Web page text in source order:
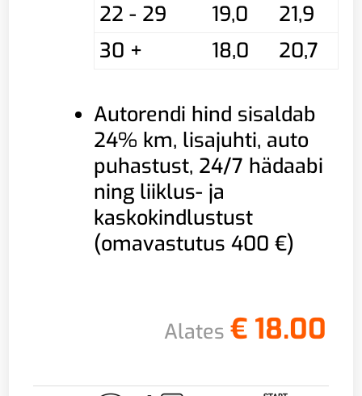
22 - 29
19,0
21,9
30 +
18,0 20,7
Autorendi hind sisaldab
24% km, lisajuhti, auto
puhastust, 24/7 hädaabi
ning liiklus- ja
kaskokindlustust
(omavastutus 400 €)
Alates € 18.00